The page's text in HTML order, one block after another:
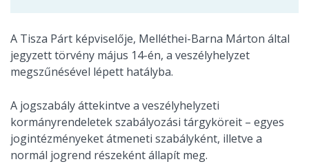
A Tisza Párt képviselője, Melléthei-Barna Márton által
jegyzett törvény május 14-én, a veszélyhelyzet
megszűnésével lépett hatályba.
A jogszabály áttekintve a veszélyhelyzeti
kormányrendeletek szabályozási tárgyköreit – egyes
jogintézményeket átmeneti szabályként, illetve a
normál jogrend részeként állapít meg.